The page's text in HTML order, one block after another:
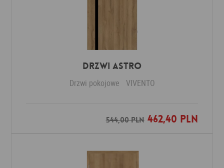
Drzwi ASTRO
Drzwi pokojowe VIVENTO
544,00 PLN462,40 PLN
Dodaj do ulubionych